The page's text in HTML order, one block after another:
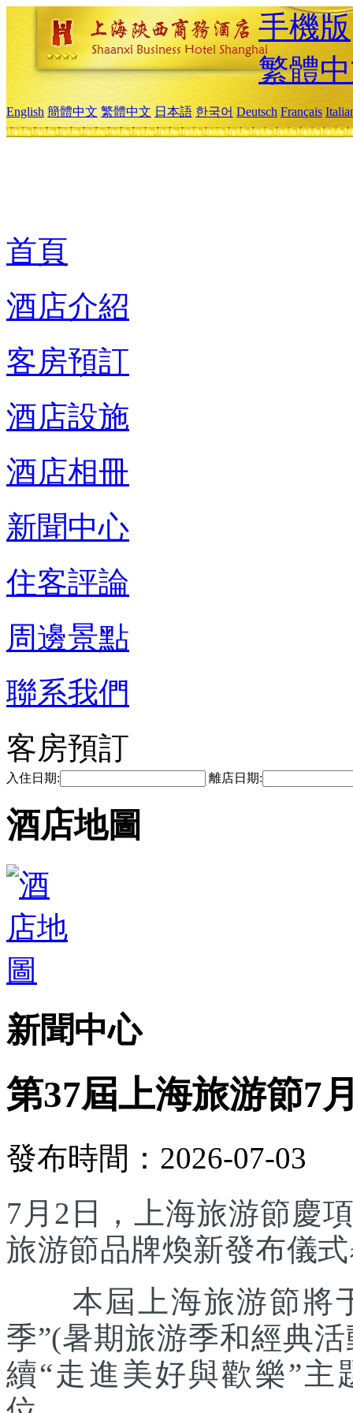
手機版
繁體
English 簡體中文 繁體中文 日本語 한국어 Deutsch Français
首頁
酒店介紹
客房預訂
酒店設施
酒店相冊
新聞中心
住客評論
周邊景點
聯系我們
客房預訂
入住日期: 離店日期:
酒店地圖
新聞中心
第37屆上海旅游節7
發布時間：2026-07-03
7月2日，上海旅游節慶
旅游節品牌煥新發布儀
本屆上海旅游節將于
季”(暑期旅游季和經典
續“走進美好與歡樂”主